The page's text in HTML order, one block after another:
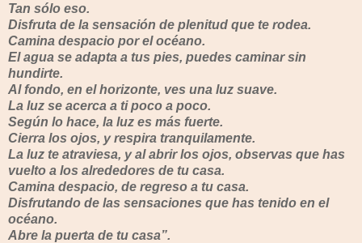
Tan sólo eso.
Disfruta de la sensación de plenitud que te rodea.
Camina despacio por el océano.
El agua se adapta a tus pies, puedes caminar sin
hundirte.
Al fondo, en el horizonte, ves una luz suave.
La luz se acerca a ti poco a poco.
Según lo hace, la luz es más fuerte.
Cierra los ojos, y respira tranquilamente.
La luz te atraviesa, y al abrir los ojos, observas que has
vuelto a los alrededores de tu casa.
Camina despacio, de regreso a tu casa.
Disfrutando de las sensaciones que has tenido en el
océano.
Abre la puerta de tu casa”.